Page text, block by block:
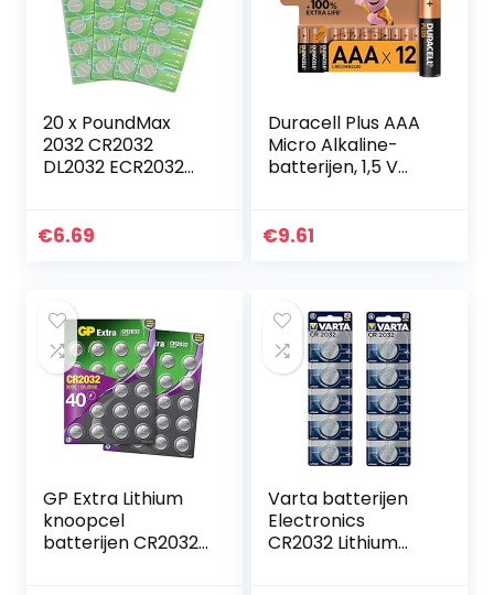
20 x PoundMax
2032 CR2032
DL2032 ECR2032
n
€6.69
Duracell Plus AAA
Micro Alkaline-
batterijen, 1,5 V
€9.61
GP Extra Lithium
knoopcel
batterijen CR2032 |
Varta batterijen
Electronics
CR2032 Lithium